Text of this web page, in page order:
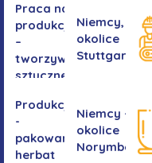
Praca na
produkcji
–
tworzywa
sztuczne
Niemcy,
okolice
Stuttgartu
Produkcja
-
pakowanie
herbat
Niemcy -
okolice
Norymbergii